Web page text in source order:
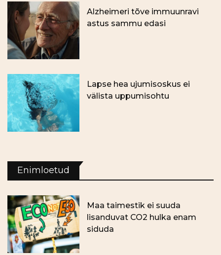
Alzheimeri tõve immuunravi
astus sammu edasi
Lapse hea ujumisoskus ei
välista uppumisohtu
Enimloetud
Maa taimestik ei suuda
lisanduvat CO2 hulka enam
siduda